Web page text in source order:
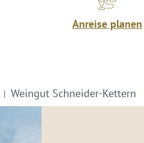
Anreise planen
Weingut Schneider-Kettern